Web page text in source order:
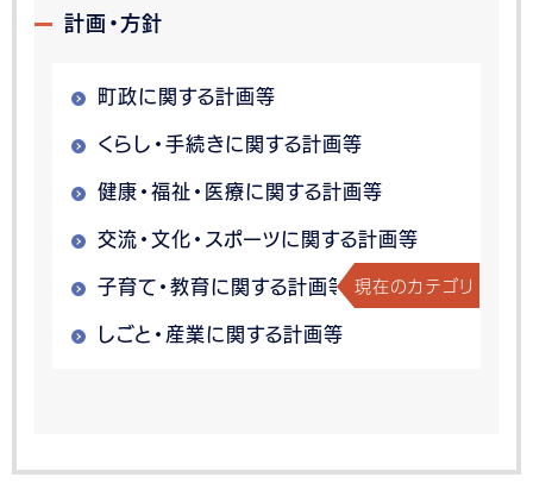
計画・方針
町政に関する計画等
くらし・手続きに関する計画等
健康・福祉・医療に関する計画等
交流・文化・スポーツに関する計画等
子育て・教育に関する計画等 現在のカテゴリ
しごと・産業に関する計画等